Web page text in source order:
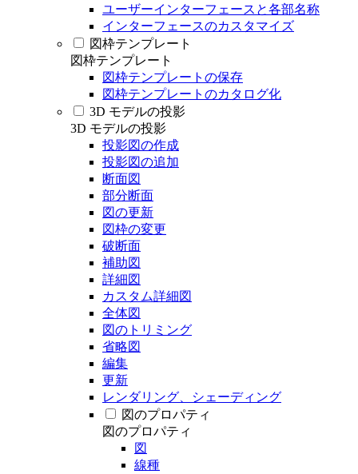
ユーザーインターフェースと各部名称
インターフェースのカスタマイズ
図枠テンプレート
図枠テンプレート
図枠テンプレートの保存
図枠テンプレートのカタログ化
3D モデルの投影
3D モデルの投影
投影図の作成
投影図の追加
断面図
部分断面
図の更新
図枠の変更
破断面
補助図
詳細図
カスタム詳細図
全体図
図のトリミング
省略図
編集
更新
レンダリング、シェーディング
図のプロパティ
図のプロパティ
図
線種